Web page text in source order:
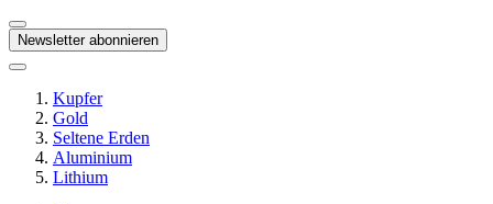
Newsletter abonnieren
Kupfer
Gold
Seltene Erden
Aluminium
Lithium